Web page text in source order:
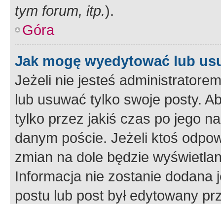
tym forum, itp.).
Góra
Jak mogę wyedytować lub
Jeżeli nie jesteś
lub usuwać tylko swoje posty.
tylko przez jakiś czas po jego
danym poście. Jeżeli ktoś
zmian na dole będzie
Informacja nie zostanie dodana
postu lub post był edytowany